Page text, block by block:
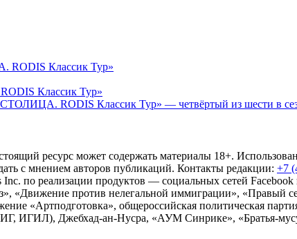
Классик Тур»
RODIS Классик Тур» — четвёртый из шести в
ресурс может содержать материалы 18+.
с мнением авторов публикаций. Контакты редакции: +7
по реализации продуктов — социальных сетей
«Движение против нелегальной иммиграции»,
«Артподготовка», общероссийская политическая
ИГИЛ), Джебхад-ан-Нусра, «АУМ Синрике», «Братья-